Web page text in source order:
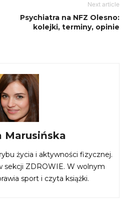
Next article
Psychiatra na NFZ Olesno:
kolejki, terminy, opinie
Marusińska
życia i aktywności fizycznej.
sekcji ZDROWIE. W wolnym
sport i czyta książki.